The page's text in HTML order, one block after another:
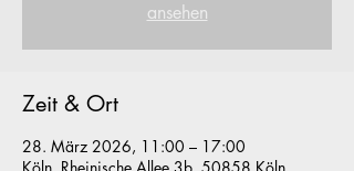
ansehen
Zeit & Ort
28. März 2026, 11:00 – 17:00